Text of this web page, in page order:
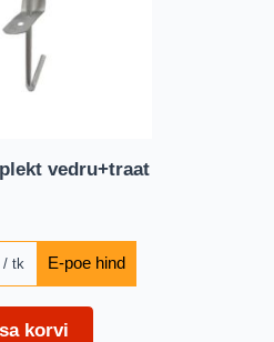
vedru+traat
tk
korvi